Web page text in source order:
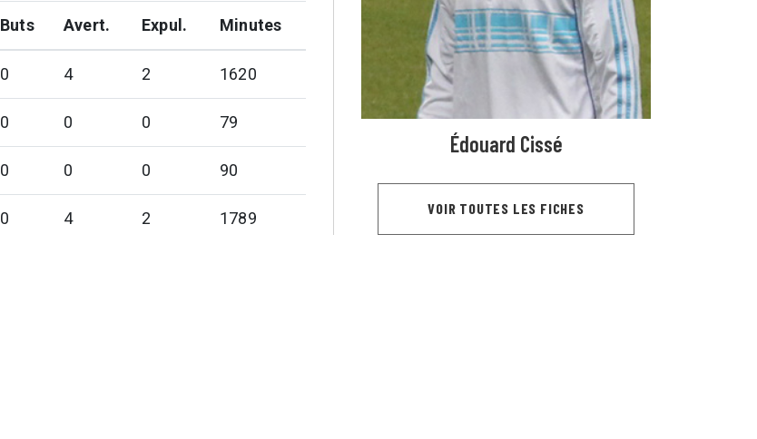
Buts Avert. Expul. Minutes
0 4 2 1620
0 0 0 79
0 0 0 90
0 4 2 1789
Édouard Cissé
VOIR TOUTES LES FICHES